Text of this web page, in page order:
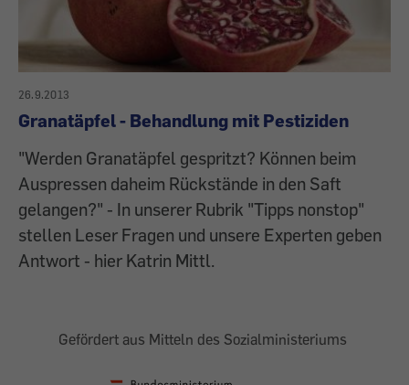
26.9.2013
Granatäpfel - Behandlung mit Pestiziden
"Werden Granatäpfel gespritzt? Können beim
Auspressen daheim Rückstände in den Saft
gelangen?" - In unserer Rubrik "Tipps nonstop"
stellen Leser Fragen und unsere Experten geben
Antwort - hier Katrin Mittl.
Gefördert aus Mitteln des Sozialministeriums